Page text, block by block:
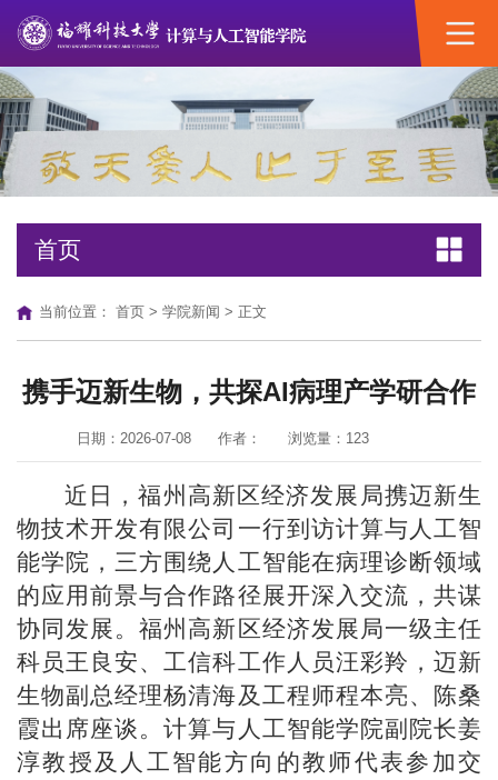
首页
当前位置： 首页 > 学院新闻 > 正文
携手迈新生物，共探AI病理产学研合作
日期：2026-07-08 作者： 浏览量： 123
近日，福州高新区经济发展局携迈新生
物技术开发有限公司一行到访计算与人工智
能学院，三方围绕人工智能在病理诊断领域
的应用前景与合作路径展开深入交流，共谋
协同发展。福州高新区经济发展局一级主任
科员王良安、工信科工作人员汪彩羚，迈新
生物副总经理杨清海及工程师程本亮、陈桑
霞出席座谈。计算与人工智能学院副院长姜
淳教授及人工智能方向的教师代表参加交